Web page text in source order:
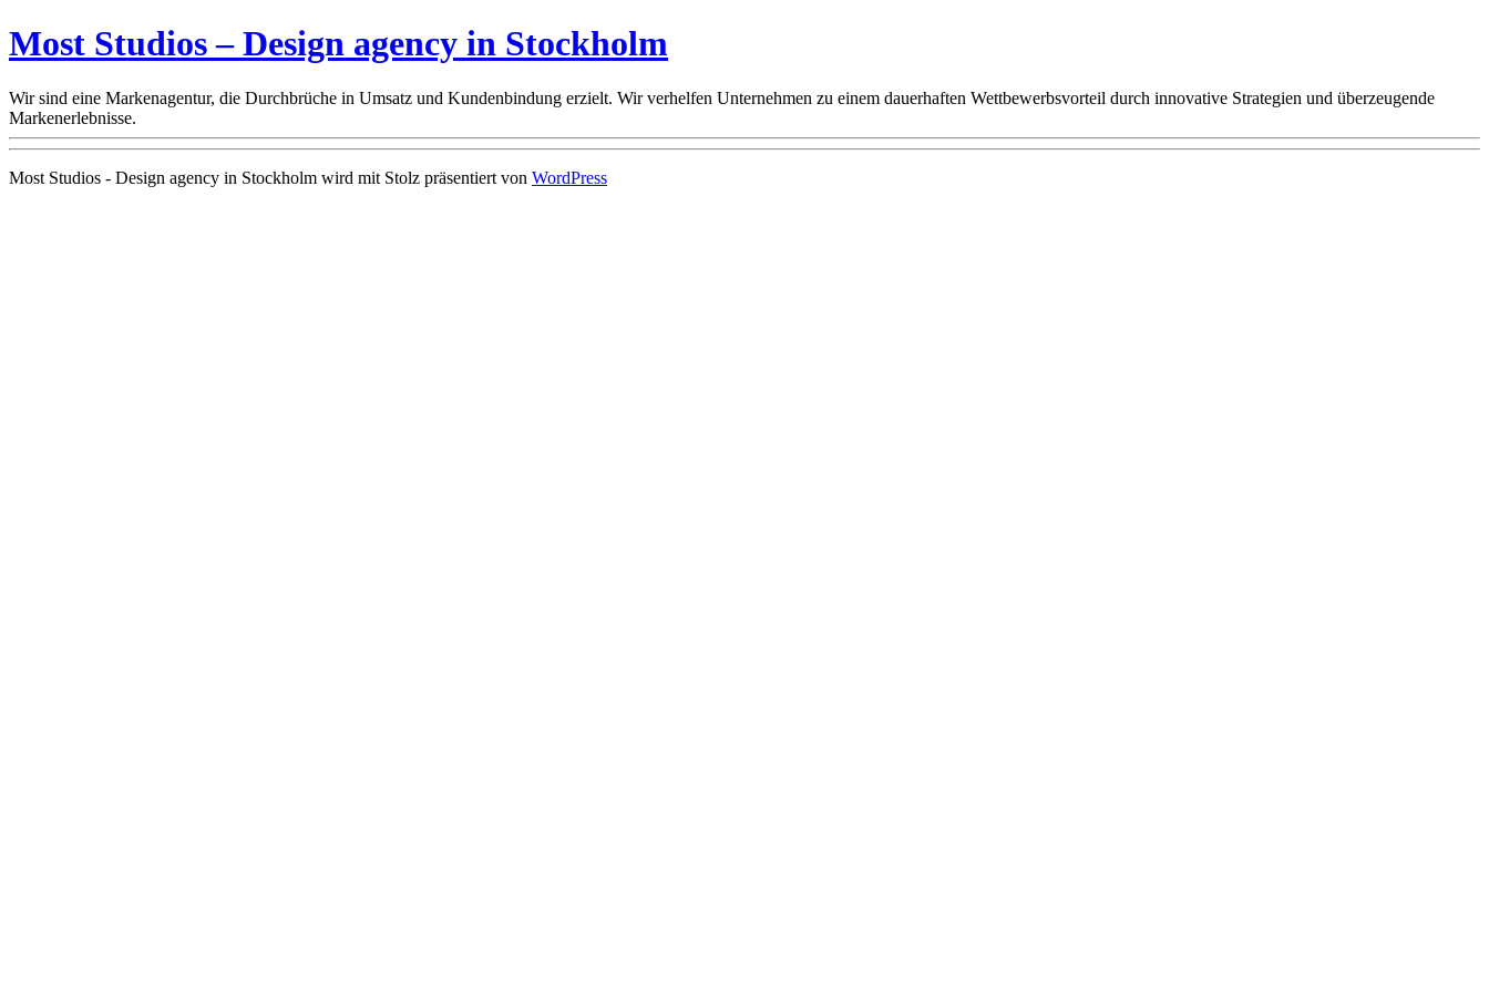
Most Studios – Design agency in Stockholm
Wir sind eine Markenagentur, die Durchbrüche in Umsatz und Kundenbindung erzielt. Wir verhelfen Unternehmen zu einem dauerhaften Wettbewerbsvorteil durch innovative Strategien und überzeugende
Markenerlebnisse.
Most Studios - Design agency in Stockholm wird mit Stolz präsentiert von WordPress